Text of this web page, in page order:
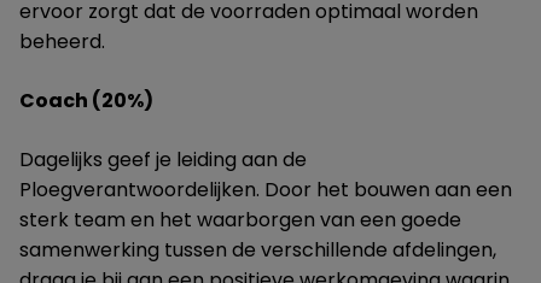
ervoor zorgt dat de voorraden optimaal worden
beheerd.
Coach (20%)
Dagelijks geef je leiding aan de
Ploegverantwoordelijken. Door het bouwen aan een
sterk team en het waarborgen van een goede
samenwerking tussen de verschillende afdelingen,